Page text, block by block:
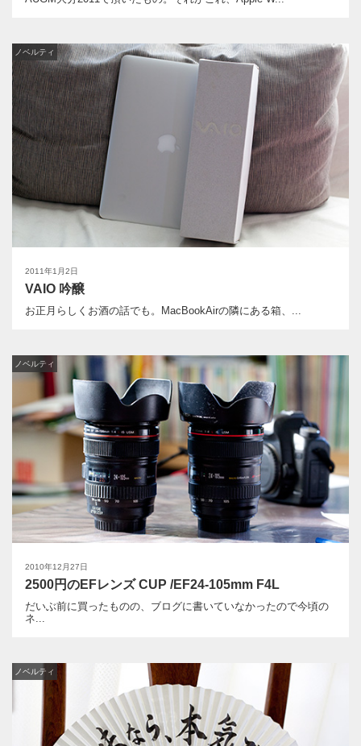
2011年1月2日
ノベルティ
VAIO 吟醸
お正月らしくお酒の話でも。MacBookAirの隣にある箱、...
2010年12月27日
ノベルティ
2500円のEFレンズ CUP /EF24-105mm F4L
だいぶ前に買ったものの、ブログに書いていなかったので今頃の
ネ...
ノベルティ